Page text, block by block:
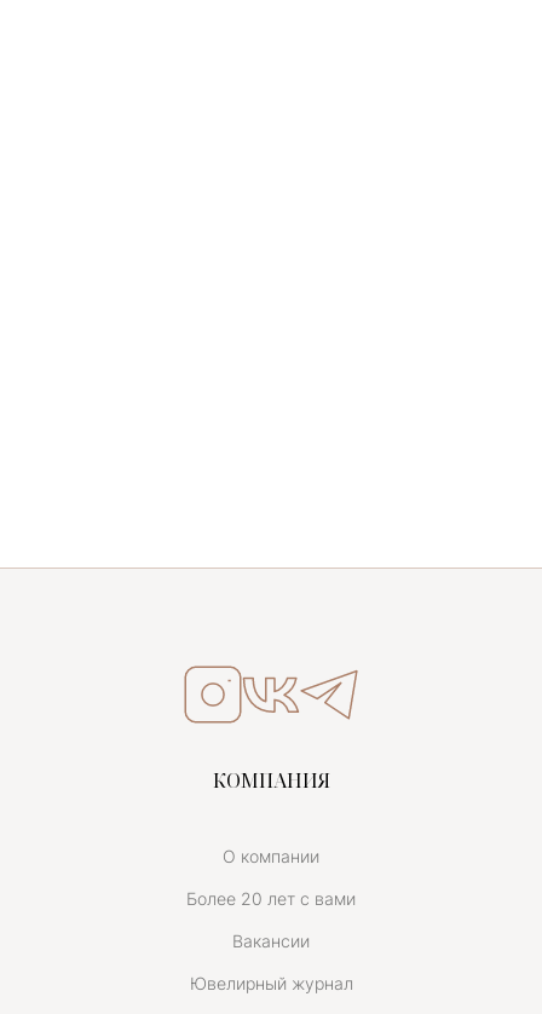
КОМПАНИЯ
О компании
Более 20 лет с вами
Вакансии
Ювелирный журнал